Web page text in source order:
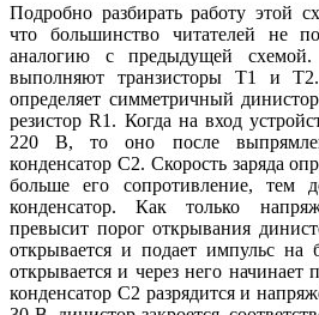
Подробно разбирать работу этой
что большинство читателей не
аналогию с предыдущей
выполняют транзисторы Т1 и Т2.
определяет симметричный
резистор R1. Когда на вход
220 В, то оно после
конденсатор С2. Скорость заряда
больше его сопротивление, тем
конденсатор. Как только
превысит порог открывания
открывается и подает импульс на
открывается и через него начинает
конденсатор C2 разрядится и